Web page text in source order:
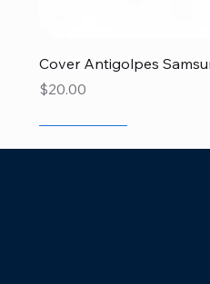
Cover Antigolpes
Price
$20.00